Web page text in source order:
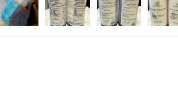
金属有害物质。